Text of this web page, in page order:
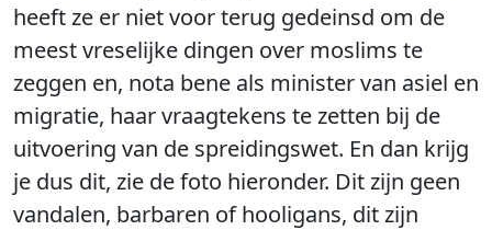
heeft ze er niet voor terug gedeinsd om de
meest vreselijke dingen over moslims te
zeggen en, nota bene als minister van asiel en
migratie, haar vraagtekens te zetten bij de
uitvoering van de spreidingswet. En dan krijg
je dus dit, zie de foto hieronder. Dit zijn geen
vandalen, barbaren of hooligans, dit zijn